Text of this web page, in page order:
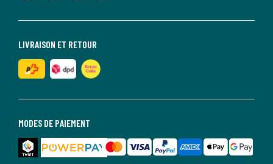
MODES DE PAIEMENT
LIVRAISON ET RETOUR